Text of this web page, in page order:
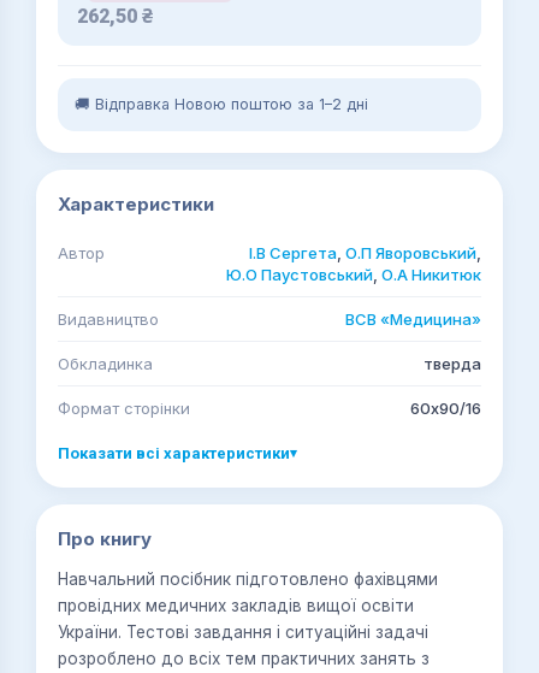
262,50 ₴
🚚 Відправка Новою поштою за 1–2 дні
Характеристики
Автор І.В Сергета О.П Яворовський
Ю.О Паустовський О.А Никитюк
Видавництво ВСВ «Медицина»
Обкладинка тверда
Формат сторінки 60х90/16
Показати всі характеристики▾
Про книгу
Навчальний посібник підготовлено фахівцями
провідних медичних закладів вищої освіти
України. Тестові завдання і ситуаційні задачі
розроблено до всіх тем практичних занять з